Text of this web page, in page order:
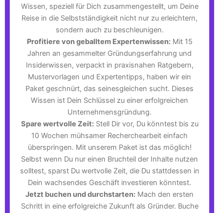
Wissen, speziell für Dich zusammengestellt, um Deine
Reise in die Selbstständigkeit nicht nur zu erleichtern,
sondern auch zu beschleunigen.
Profitiere von geballtem Expertenwissen:Mit 15
Jahren an gesammelter Gründungserfahrung und
Insiderwissen, verpackt in praxisnahen Ratgebern,
Mustervorlagen und Expertentipps, haben wir ein
Paket geschnürt, das seinesgleichen sucht. Dieses
Wissen ist Dein Schlüssel zu einer erfolgreichen
Unternehmensgründung.
Spare wertvolle Zeit:Stell Dir vor, Du könntest bis zu
10 Wochen mühsamer Recherchearbeit einfach
überspringen. Mit unserem Paket ist das möglich!
Selbst wenn Du nur einen Bruchteil der Inhalte nutzen
solltest, sparst Du wertvolle Zeit, die Du stattdessen in
Dein wachsendes Geschäft investieren könntest.
Jetzt buchen und durchstarten: Mach den ersten
Schritt in eine erfolgreiche Zukunft als Gründer. Buche